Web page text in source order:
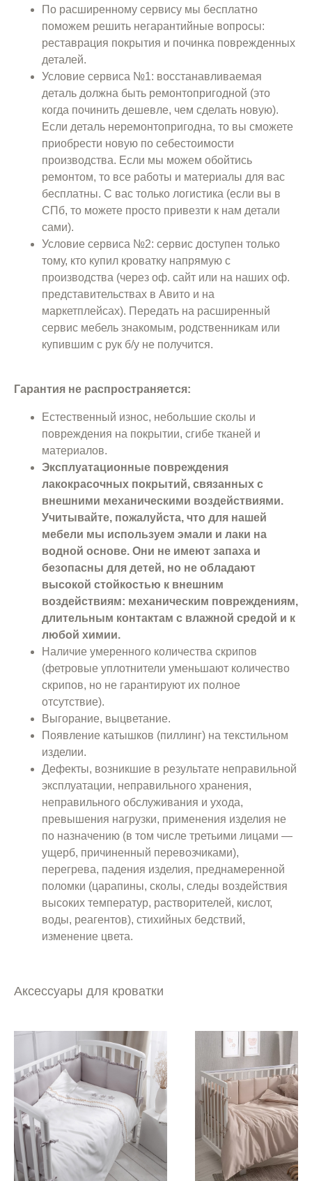
По расширенному сервису мы бесплатно
поможем решить негарантийные вопросы:
реставрация покрытия и починка поврежденных
деталей.
Условие сервиса №1: восстанавливаемая
деталь должна быть ремонтопригодной (это
когда починить дешевле, чем сделать новую).
Если деталь неремонтопригодна, то вы сможете
приобрести новую по себестоимости
производства. Если мы можем обойтись
ремонтом, то все работы и материалы для вас
бесплатны. С вас только логистика (если вы в
СПб, то можете просто привезти к нам детали
сами).
Условие сервиса №2: сервис доступен только
тому, кто купил кроватку напрямую с
производства (через оф. сайт или на наших оф.
представительствах в Авито и на
маркетплейсах). Передать на расширенный
сервис мебель знакомым, родственникам или
купившим с рук б/у не получится.
Гарантия не распространяется:
Естественный износ, небольшие сколы и
повреждения на покрытии, сгибе тканей и
материалов.
Эксплуатационные повреждения
лакокрасочных покрытий, связанных с
внешними механическими воздействиями.
Учитывайте, пожалуйста, что для нашей
мебели мы используем эмали и лаки на
водной основе. Они не имеют запаха и
безопасны для детей, но не обладают
высокой стойкостью к внешним
воздействиям: механическим повреждениям,
длительным контактам с влажной средой и к
любой химии.
Наличие умеренного количества скрипов
(фетровые уплотнители уменьшают количество
скрипов, но не гарантируют их полное
отсутствие).
Выгорание, выцветание.
Появление катышков (пиллинг) на текстильном
изделии.
Дефекты, возникшие в результате неправильной
эксплуатации, неправильного хранения,
неправильного обслуживания и ухода,
превышения нагрузки, применения изделия не
по назначению (в том числе третьими лицами —
ущерб, причиненный перевозчиками),
перегрева, падения изделия, преднамеренной
поломки (царапины, сколы, следы воздействия
высоких температур, растворителей, кислот,
воды, реагентов), стихийных бедствий,
изменение цвета.
Аксессуары для кроватки